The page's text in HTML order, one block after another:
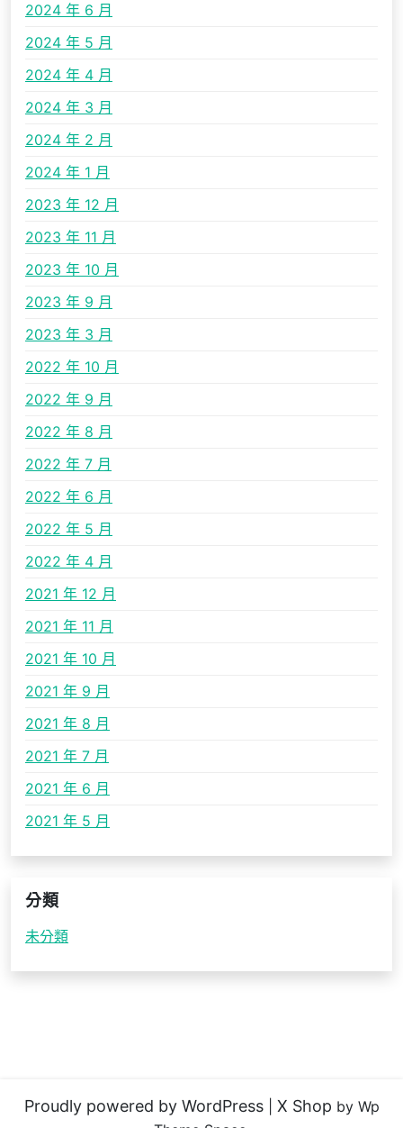
2024 年 6 月
2024 年 5 月
2024 年 4 月
2024 年 3 月
2024 年 2 月
2024 年 1 月
2023 年 12 月
2023 年 11 月
2023 年 10 月
2023 年 9 月
2023 年 3 月
2022 年 10 月
2022 年 9 月
2022 年 8 月
2022 年 7 月
2022 年 6 月
2022 年 5 月
2022 年 4 月
2021 年 12 月
2021 年 11 月
2021 年 10 月
2021 年 9 月
2021 年 8 月
2021 年 7 月
2021 年 6 月
2021 年 5 月
分類
未分類
Proudly powered by WordPress X Shop by Wp